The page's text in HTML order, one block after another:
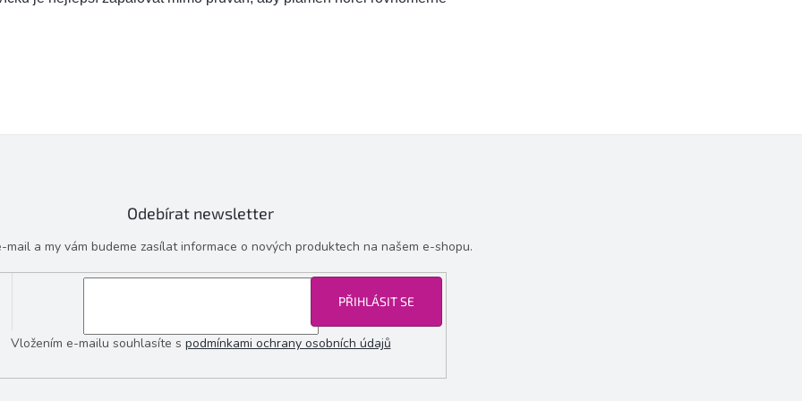
Odebírat newsletter
mail a my vám budeme zasílat informace o nových produktech na našem e-shopu.
Vložením e-mailu souhlasíte s podmínkami ochrany osobních údajů
PŘIHLÁSIT SE